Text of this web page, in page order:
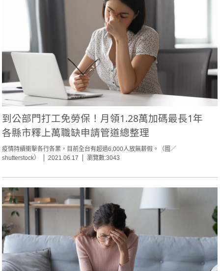
到公部門打工免勞保！月領1.28萬加碼最長1年
各縣市釋上萬職缺申請管道總整理
疫情持續衝擊各行各業，目前全台有超過6,000人放無薪假。（圖／
shutterstock）
2021.06.17 瀏覽數:3043